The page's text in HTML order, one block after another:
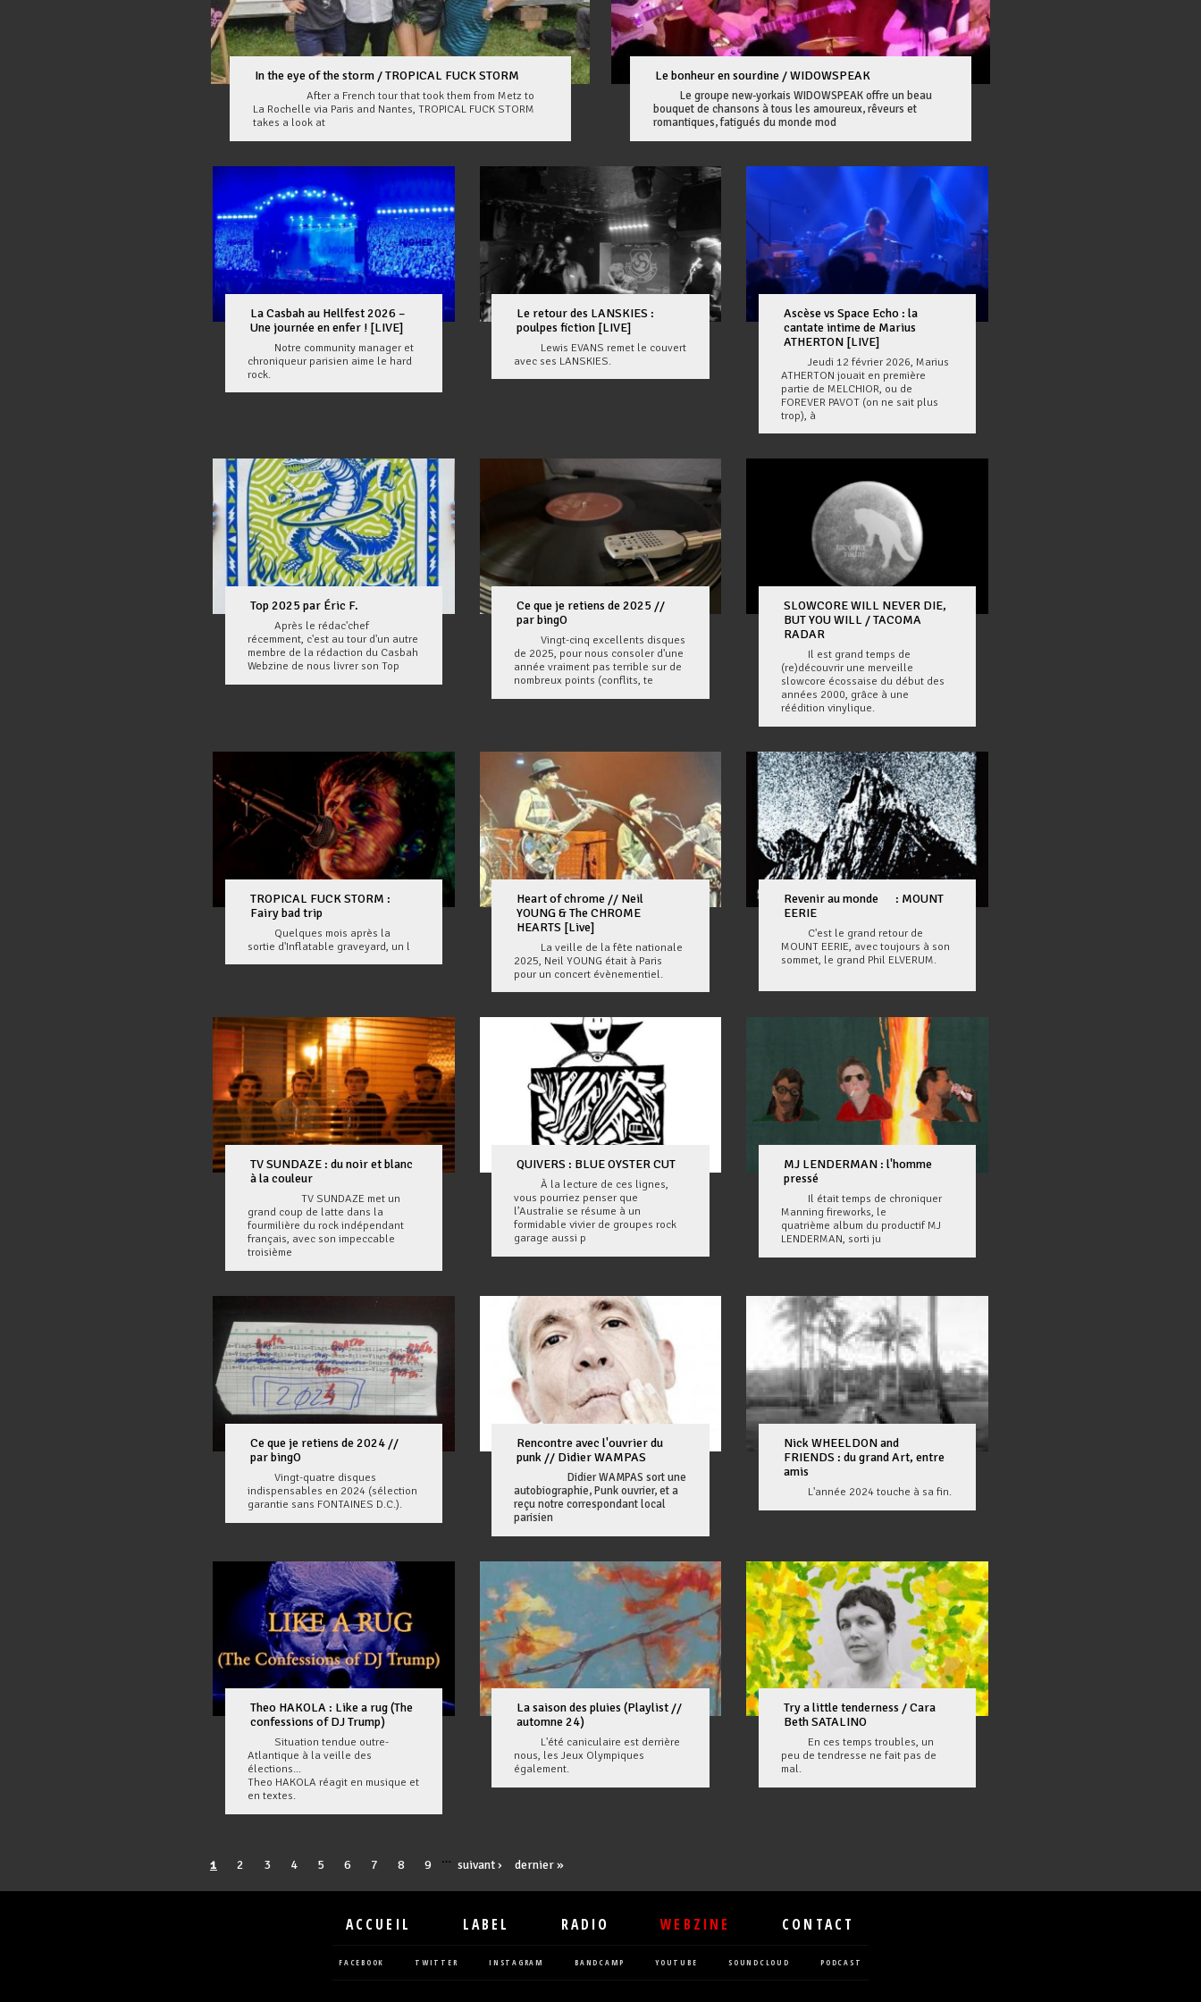
In the eye of the storm / TROPICAL FUCK STORM
After a French tour that took them from Metz to
La Rochelle via Paris and Nantes, TROPICAL FUCK STORM
takes a look at
Le bonheur en sourdine / WIDOWSPEAK
Le groupe new-yorkais WIDOWSPEAK offre un beau
bouquet de chansons à tous les amoureux, rêveurs et
romantiques, fatigués du monde mod
La Casbah au Hellfest 2026 –
Une journée en enfer ! [LIVE]
Notre community manager et
chroniqueur parisien aime le hard
rock.
Le retour des LANSKIES :
poulpes fiction [LIVE]
Lewis EVANS remet le couvert
avec ses LANSKIES.
Ascèse vs Space Echo : la
cantate intime de Marius
ATHERTON [LIVE]
Jeudi 12 février 2026, Marius
ATHERTON jouait en première
partie de MELCHIOR, ou de
FOREVER PAVOT (on ne sait plus
trop), à
Top 2025 par Éric F.
Après le rédac'chef
récemment, c'est au tour d'un autre
membre de la rédaction du Casbah
Webzine de nous livrer son Top
Ce que je retiens de 2025 //
par bingO
Vingt-cinq excellents disques
de 2025, pour nous consoler d'une
année vraiment pas terrible sur de
nombreux points (conflits, te
SLOWCORE WILL NEVER DIE,
BUT YOU WILL / TACOMA
RADAR
Il est grand temps de
(re)découvrir une merveille
slowcore écossaise du début des
années 2000, grâce à une
réédition vinylique.
TROPICAL FUCK STORM :
Fairy bad trip
Quelques mois après la
sortie d'Inflatable graveyard, un l
Heart of chrome // Neil
YOUNG & The CHROME
HEARTS [Live]
La veille de la fête nationale
2025, Neil YOUNG était à Paris
pour un concert évènementiel.
Revenir au monde : MOUNT
EERIE
C'est le grand retour de
MOUNT EERIE, avec toujours à son
sommet, le grand Phil ELVERUM.
TV SUNDAZE : du noir et blanc
à la couleur
TV SUNDAZE met un
grand coup de latte dans la
fourmilière du rock indépendant
français, avec son impeccable
troisième
QUIVERS : BLUE OYSTER CUT
À la lecture de ces lignes,
vous pourriez penser que
l’Australie se résume à un
formidable vivier de groupes rock
garage aussi p
MJ LENDERMAN : l'homme
pressé
Il était temps de chroniquer
Manning fireworks, le
quatrième album du productif MJ
LENDERMAN, sorti ju
Ce que je retiens de 2024 //
par bingO
Vingt-quatre disques
indispensables en 2024 (sélection
garantie sans FONTAINES D.C.).
Rencontre avec l'ouvrier du
punk // Didier WAMPAS
Didier WAMPAS sort une
autobiographie, Punk ouvrier, et a
reçu notre correspondant local
parisien
Nick WHEELDON and
FRIENDS : du grand Art, entre
amis
L'année 2024 touche à sa fin.
Theo HAKOLA : Like a rug (The
confessions of DJ Trump)
Situation tendue outre-
Atlantique à la veille des
élections...
Theo HAKOLA réagit en musique et
en textes.
La saison des pluies (Playlist //
automne 24)
L'été caniculaire est derrière
nous, les Jeux Olympiques
également.
Try a little tenderness / Cara
Beth SATALINO
En ces temps troubles, un
peu de tendresse ne fait pas de
mal.
1 2 3 4 5 6 7 8 9 … suivant › dernier »
ACCUEIL LABEL RADIO WEBZINE CONTACT
FACEBOOK TWITTER INSTAGRAM BANDCAMP YOUTUBE SOUNDCLOUD PODCAST